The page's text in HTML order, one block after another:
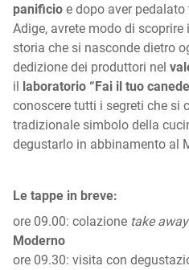
panificio e dopo aver
Adige, avrete modo di
storia che si nasconde dietro
dedizione dei produttori nel
il laboratorio “Fai il tuo
conoscere tutti i segreti che si
tradizionale simbolo della
degustarlo in abbinamento al
Le tappe in breve:
ore 09.00: colazione take away
Moderno
ore 09.30: visita con